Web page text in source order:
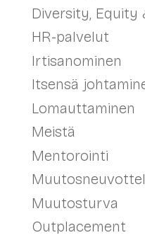
Diversity, Equity
HR-palvelut
Irtisanominen
Itsensä
Lomauttaminen
Meistä
Mentorointi
Muutosturva
Outplacement